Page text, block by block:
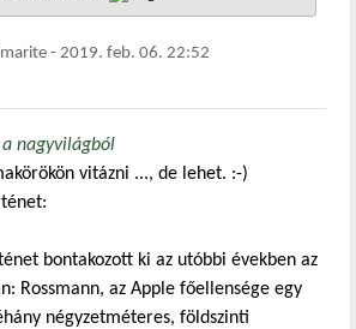
- 2019. feb. 06. 22:52
nagyvilágból
vitázni ..., de lehet. :-)
bontakozott ki az utóbbi években az
Rossmann, az Apple főellensége egy
négyzetméteres, földszinti